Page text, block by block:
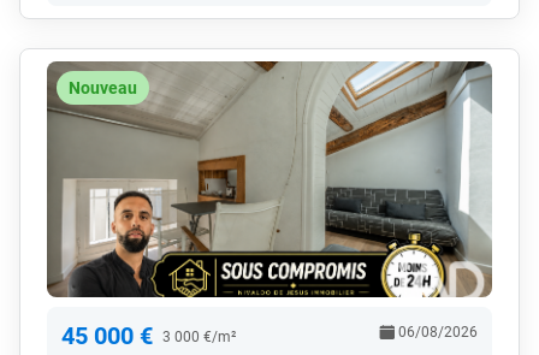
Nouveau
45 000 € 3 000 €/m² 06/08/2026